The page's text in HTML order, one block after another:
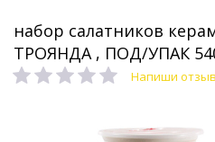
набор салатников
ТРОЯНДА , ПОД/УПАК
Напиши